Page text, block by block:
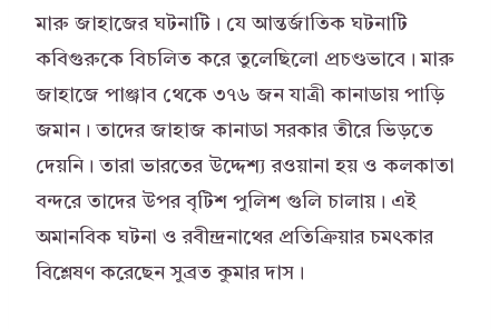
মারু জাহাজের ঘটনাটি। যে আন্তর্জাতিক ঘটনাটি
কবিগুরুকে বিচলিত করে তুলেছিলো প্রচণ্ডভাবে। মারু
জাহাজে পাঞ্জাব থেকে ৩৭৬ জন যাত্রী কানাডায় পাড়ি
জমান। তাদের জাহাজ কানাডা সরকার তীরে ভিড়তে
দেয়নি। তারা ভারতের উদ্দেশ্য রওয়ানা হয় ও কলকাতা
বন্দরে তাদের উপর বৃটিশ পুলিশ গুলি চালায়। এই
অমানবিক ঘটনা ও রবীন্দ্রনাথের প্রতিক্রিয়ার চমৎকার
বিশ্লেষণ করেছেন সুব্রত কুমার দাস।